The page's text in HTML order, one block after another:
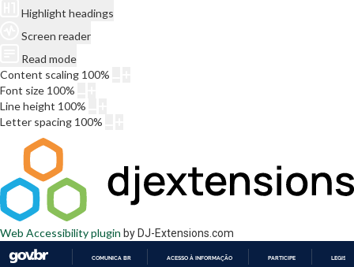
Highlight headings
Screen reader
Read mode
Content scaling 100%
Font size 100%
Line height 100%
Letter spacing 100%
Web Accessibility plugin by DJ-Extensions.com
COMUNICA BR ACESSO À INFORMAÇÃO PARTICIPE